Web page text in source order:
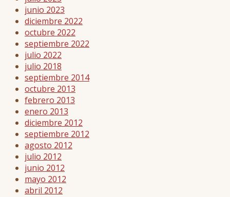
junio 2023
diciembre 2022
octubre 2022
septiembre 2022
julio 2022
julio 2018
septiembre 2014
octubre 2013
febrero 2013
enero 2013
diciembre 2012
septiembre 2012
agosto 2012
julio 2012
junio 2012
mayo 2012
abril 2012